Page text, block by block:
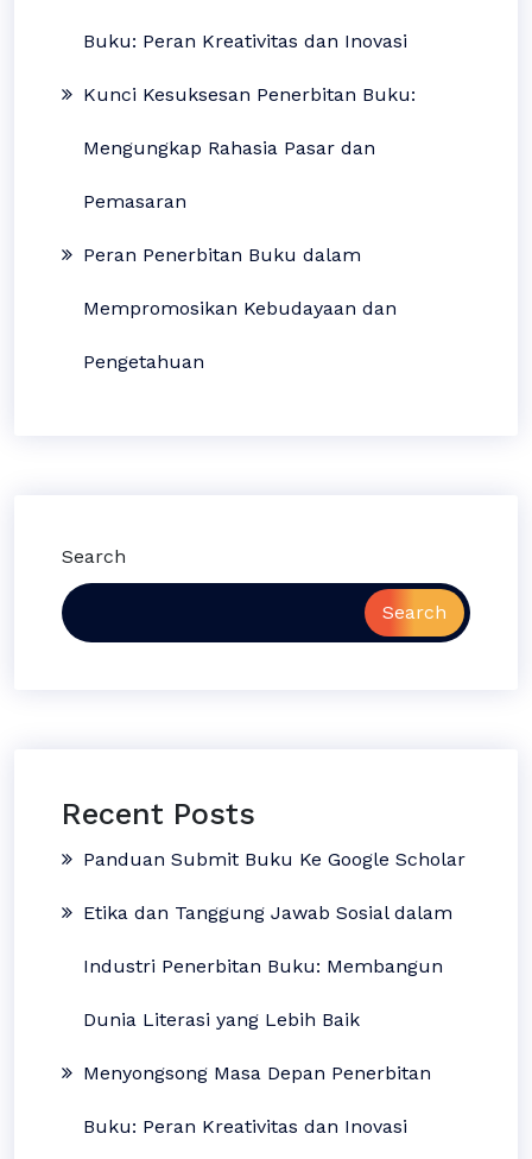
Buku: Peran Kreativitas dan Inovasi
Kunci Kesuksesan Penerbitan Buku:
Mengungkap Rahasia Pasar dan
Pemasaran
Peran Penerbitan Buku dalam
Mempromosikan Kebudayaan dan
Pengetahuan
Search
Search
Recent Posts
Panduan Submit Buku Ke Google Scholar
Etika dan Tanggung Jawab Sosial dalam
Industri Penerbitan Buku: Membangun
Dunia Literasi yang Lebih Baik
Menyongsong Masa Depan Penerbitan
Buku: Peran Kreativitas dan Inovasi